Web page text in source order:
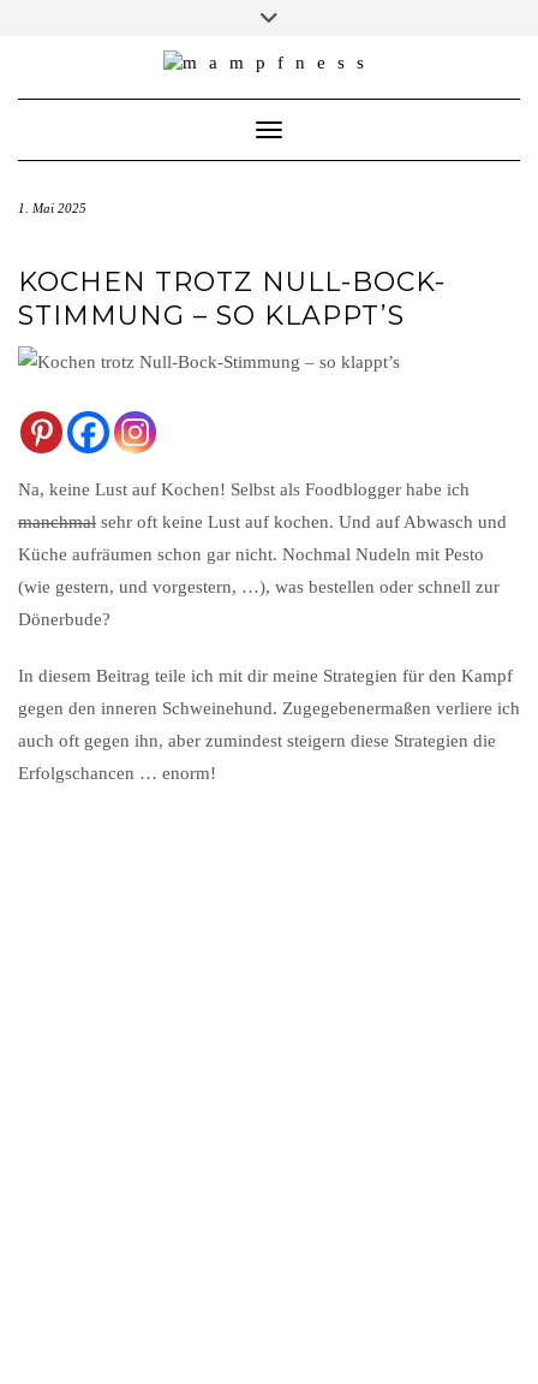
ÜBER MAMPFNESS
DATENSCHUTZToggle Navigation
1. Mai 2025
KOCHEN TROTZ NULL-BOCK-
STIMMUNG – SO KLAPPT’S
Na, keine Lust auf Kochen! Selbst als Foodblogger habe ich
manchmal sehr oft keine Lust auf kochen. Und auf Abwasch und
Küche aufräumen schon gar nicht. Nochmal Nudeln mit Pesto
(wie gestern, und vorgestern, …), was bestellen oder schnell zur
Dönerbude?
In diesem Beitrag teile ich mit dir meine Strategien für den Kampf
gegen den inneren Schweinehund. Zugegebenermaßen verliere ich
auch oft gegen ihn, aber zumindest steigern diese Strategien die
Erfolgschancen … enorm!